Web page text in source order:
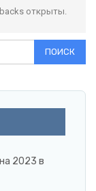
открыты.
2023 в